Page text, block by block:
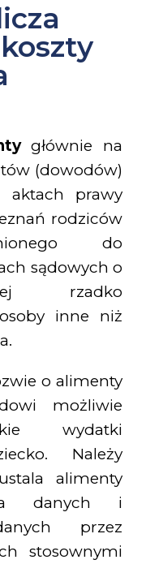
głównie na
(dowodów)
aktach prawy
rodziców
do
sądowych o
rzadko
inne niż
o alimenty
możliwie
wydatki
Należy
alimenty
danych i
przez
stosownymi